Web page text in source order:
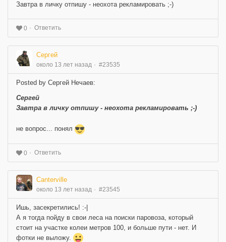
Завтра в личку отпишу - неохота рекламировать ;-)
0 Ответить
Сергей
около 13 лет назад #23535
Posted by Сергей Нечаев:
Сергей
Завтра в личку отпишу - неохота рекламировать ;-)
не вопрос... понял
0 Ответить
Canterville
около 13 лет назад #23545
Ишь, засекретились! :-|
А я тогда пойду в свои леса на поиски паровоза, который
стоит на участке колеи метров 100, и больше пути - нет. И
фотки не выложу.